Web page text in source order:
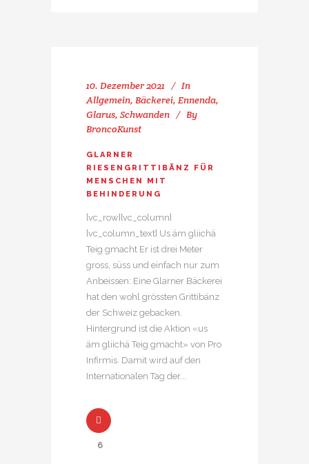
10. Dezember 2021
In
Allgemein, Bäckerei, Ennenda,
Glarus, Schwanden
By
BroncoKunst
GLARNER
RIESENGRITTIBÄNZ FÜR
MENSCHEN MIT
BEHINDERUNG
[vc_row][vc_column]
[vc_column_text] Us äm gliichä
Teig gmacht Er ist drei Meter
gross, süss und einfach nur zum
Anbeissen: Eine Glarner Bäckerei
hat den wohl grössten Grittibänz
der Schweiz gebacken.
Hintergrund ist die Aktion «us
äm gliichä Teig gmacht» von Pro
Infirmis. Damit wird auf den
Internationalen Tag der...
6